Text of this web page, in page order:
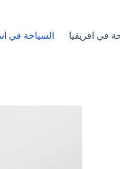
في افريقيا السياحة في